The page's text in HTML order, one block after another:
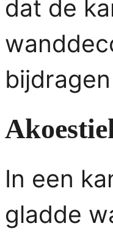
dat de
In een
gladde